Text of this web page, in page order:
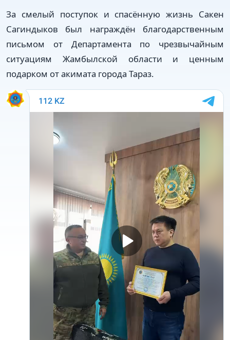
За смелый поступок и спасённую жизнь Сакен
Сагиндыков был награждён благодарственным
письмом от Департамента по чрезвычайным
ситуациям Жамбылской области и ценным
подарком от акимата города Тараз.